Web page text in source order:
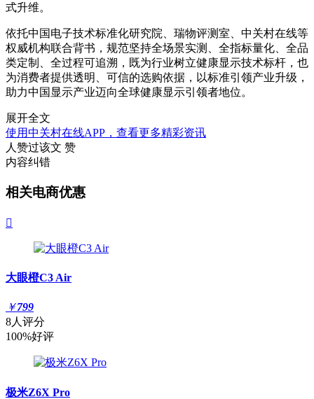
式升维。
依托中国电子技术标准化研究院、瑞物评测室、中关村在线等
权威机构联合背书，规范坚持全场景实测、全指标量化、全品
类定制、全过程可追溯，既为行业树立健康显示技术标杆，也
为消费者提供透明、可信的选购依据，以标准引领产业升级，
助力中国显示产业迈向全球健康显示引领者地位。
展开全文
使用中关村在线APP，查看更多精彩资讯
人赞过该文 赞
内容纠错
相关电商优惠

大眼橙C3 Air
￥799
8人评分
100%好评
极米Z6X Pro